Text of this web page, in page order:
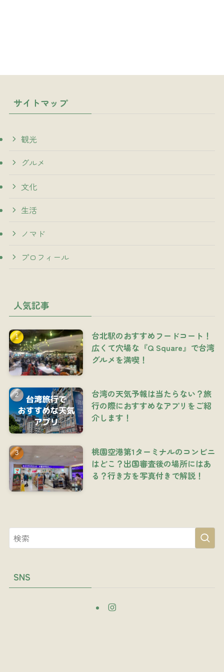
サイトマップ
観光
グルメ
文化
生活
ノマド
プロフィール
人気記事
台北駅のおすすめフードコート！
広くて穴場な『Q Square』で台湾
グルメを満喫！
台湾の天気予報は当たらない？旅
行の際におすすめなアプリをご紹
介します！
桃園空港第1ターミナルのコンビニ
はどこ？出国審査後の場所にはあ
る？行き方を写真付きで解説！
SNS